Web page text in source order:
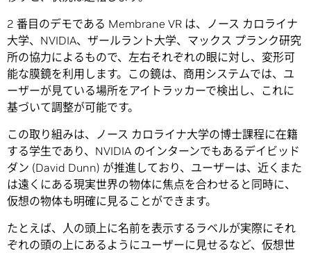
2 番目のデモである Membrane VR は、ノース カロライナ
大学、NVIDIA、ザールラント大学、マックス プランク研究
所の協力によるもので、左右それぞれの眼に対し、変形可
能な膜鏡を利用します。この鏡は、商用システムでは、ユ
ーザーが見ている場所をアイトラッカーで検出し、これに
基づいて調整が可能です。
この取り組みは、ノース カロライナ大学の博士課程に在籍
する学生であり、NVIDIA のインターンでもあるデイビッド
ダン (David Dunn) が推進しており、ユーザーは、近くまた
は遠くにある現実世界の物体に焦点を合わせると同時に、
仮想の物体も明確に見ることができます。
たとえば、人の頭上に名前を表示するラベルが実際にそれ
ぞれの頭の上にあるようにユーザーに見せるなど、仮想世